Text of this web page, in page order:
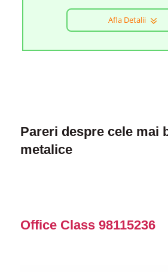
Afla Detalii
Pareri despre cele mai
metalice
Office Class 98115236